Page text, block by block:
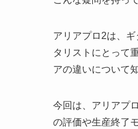
アリアプロ2は、
タリストにとって
アの違いについて
今回は、アリアプ
の評価や生産終了